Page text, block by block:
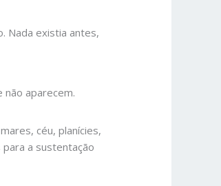
Nada existia antes,
aparecem.
céu, planícies,
a sustentação